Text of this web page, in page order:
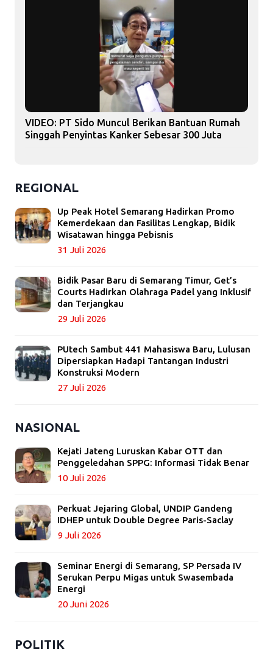
VIDEO: PT Sido Muncul Berikan Bantuan Rumah
Singgah Penyintas Kanker Sebesar 300 Juta
REGIONAL
Up Peak Hotel Semarang Hadirkan Promo
Kemerdekaan dan Fasilitas Lengkap, Bidik
Wisatawan hingga Pebisnis
31 Juli 2026
Bidik Pasar Baru di Semarang Timur, Get’s
Courts Hadirkan Olahraga Padel yang Inklusif
dan Terjangkau
29 Juli 2026
PUtech Sambut 441 Mahasiswa Baru, Lulusan
Dipersiapkan Hadapi Tantangan Industri
Konstruksi Modern
27 Juli 2026
NASIONAL
Kejati Jateng Luruskan Kabar OTT dan
Penggeledahan SPPG: Informasi Tidak Benar
10 Juli 2026
Perkuat Jejaring Global, UNDIP Gandeng
IDHEP untuk Double Degree Paris-Saclay
9 Juli 2026
Seminar Energi di Semarang, SP Persada IV
Serukan Perpu Migas untuk Swasembada
Energi
20 Juni 2026
POLITIK